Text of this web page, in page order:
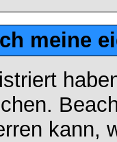
meine
kann,